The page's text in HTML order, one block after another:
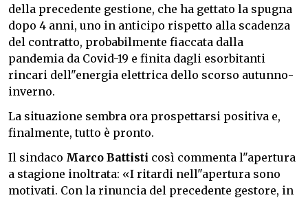
della precedente gestione, che ha gettato la spugna
dopo 4 anni, uno in anticipo rispetto alla scadenza
del contratto, probabilmente fiaccata dalla
pandemia da Covid-19 e finita dagli esorbitanti
rincari dell"energia elettrica dello scorso autunno-
inverno.
La situazione sembra ora prospettarsi positiva e,
finalmente, tutto è pronto.
Il sindaco Marco Battisti così commenta l"apertura
a stagione inoltrata: «I ritardi nell"apertura sono
motivati. Con la rinuncia del precedente gestore, in